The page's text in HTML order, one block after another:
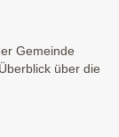
Gemeinde
über die